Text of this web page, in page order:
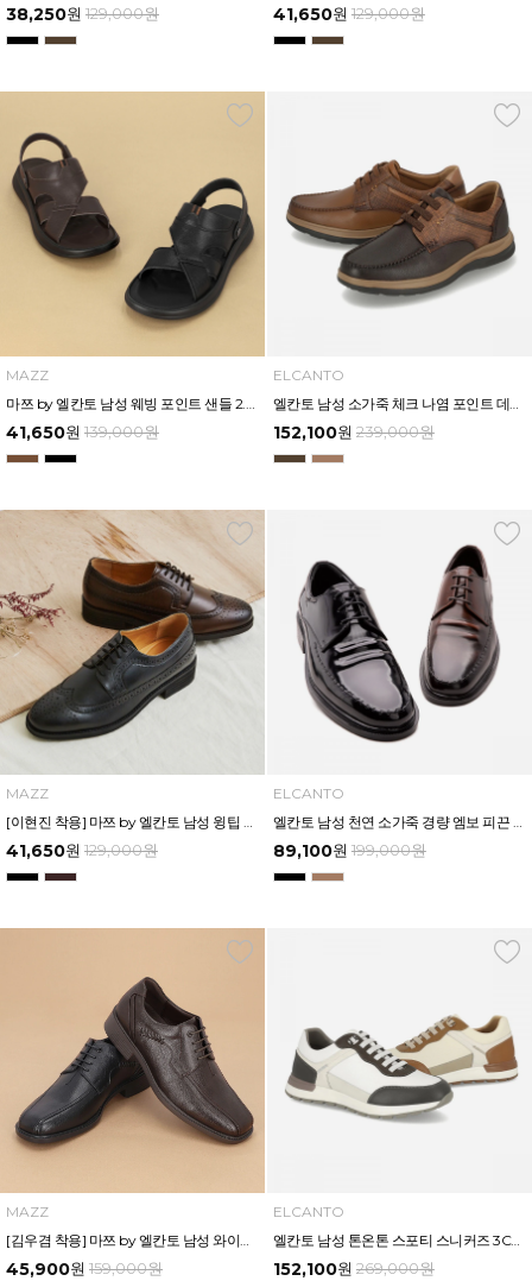
38,250원 129,000원 41,650원 129,000원
MAZZ
41,650원 139,000원
ELCANTO
152,100원 239,000원
MAZZ
41,650원 129,000원
ELCANTO
89,100원 199,000원
MAZZ
45,900원 159,000원
ELCANTO
엘칸토 남성 톤온톤 스포티 스니커즈 3CM LCMS85U613
152,100원 269,000원